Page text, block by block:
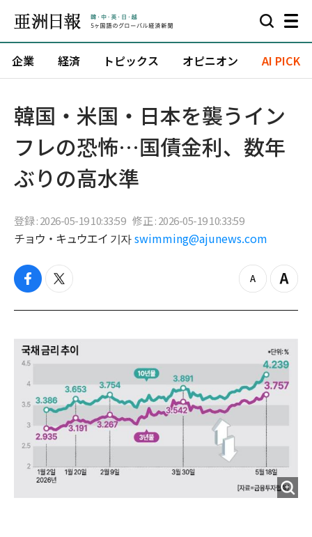
企業 経済 トピックス オピニオン AI PICK
韓国・米国・日本を襲うイン
フレの恐怖…国債金利、数年
ぶりの高水準
登録 : 2026-05-19 10:33:59 修正 : 2026-05-19 10:33:59
チョウ・キュウエイ 기자 swimming@ajunews.com
f
c
b
o
o
t
i
t
e
z
o
o
t
Z
o
i
n